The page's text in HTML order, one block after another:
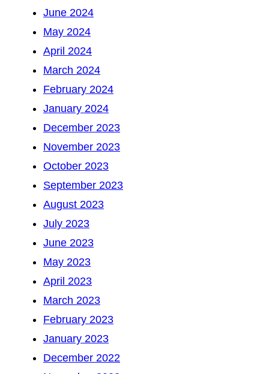
June 2024
May 2024
April 2024
March 2024
February 2024
January 2024
December 2023
November 2023
October 2023
September 2023
August 2023
July 2023
June 2023
May 2023
April 2023
March 2023
February 2023
January 2023
December 2022